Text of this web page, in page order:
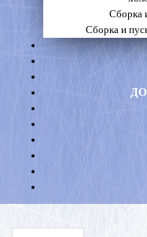
Сборка
Сборка и